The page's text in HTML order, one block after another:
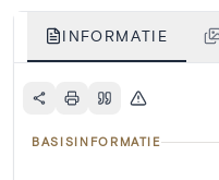
INFORMATIE
BASISINFORMATIE